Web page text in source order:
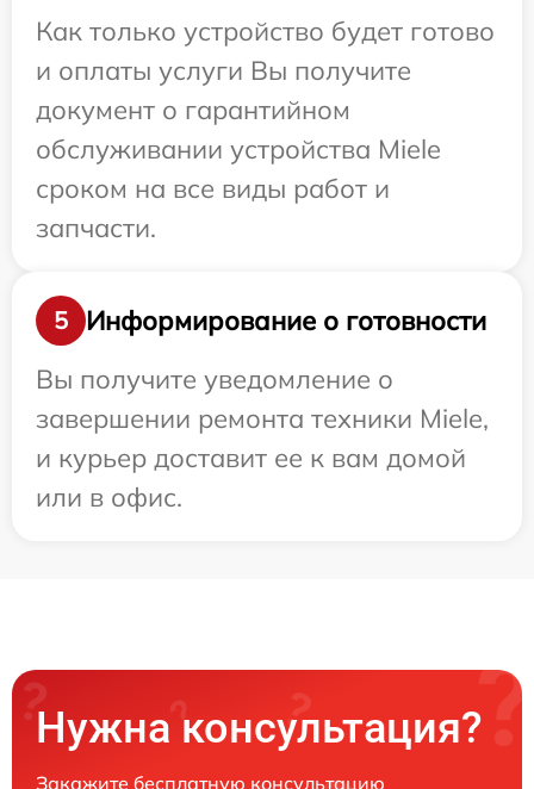
Как только устройство будет готово
и оплаты услуги Вы получите
документ о гарантийном
обслуживании устройства Miele
сроком на все виды работ и
запчасти.
5
Информирование о готовности
Вы получите уведомление о
завершении ремонта техники Miele,
и курьер доставит ее к вам домой
или в офис.
Нужна консультация?
Закажите бесплатную консультацию